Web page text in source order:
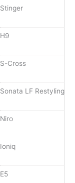
Stinger
H9
S-Cross
Sonata LF Restyling
Niro
Ioniq
E5